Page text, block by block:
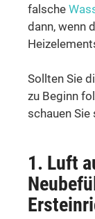
falsche
dann, wenn
Sollten Sie
zu Beginn
schauen
1. Luft